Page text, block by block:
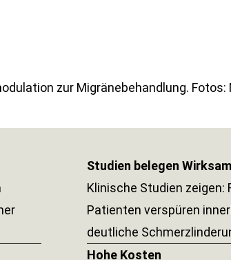
zur Migränebehandlung. Fotos:
Studien belegen
Klinische Studien zeigen:
Patienten verspüren
deutliche
Hohe Kosten